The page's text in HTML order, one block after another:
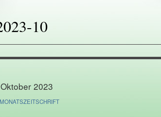
10
2023
MONATSZEITSCHRIFT